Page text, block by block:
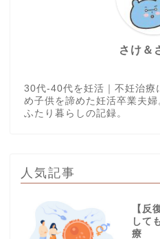
さけ＆
30代-40代を妊活｜不妊治療
め子供を諦めた妊活卒業夫
ふたり暮らしの記録。
人気記事
【反
して
療